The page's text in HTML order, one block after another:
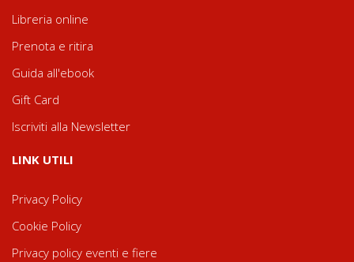
Libreria online
Prenota e ritira
Guida all'ebook
Gift Card
Iscriviti alla Newsletter
LINK UTILI
Privacy Policy
Cookie Policy
Privacy policy eventi e fiere